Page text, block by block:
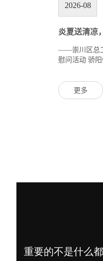
2026-08
炎夏送清凉
——崇川区总
慰问活动 骄阳
特别...
更多